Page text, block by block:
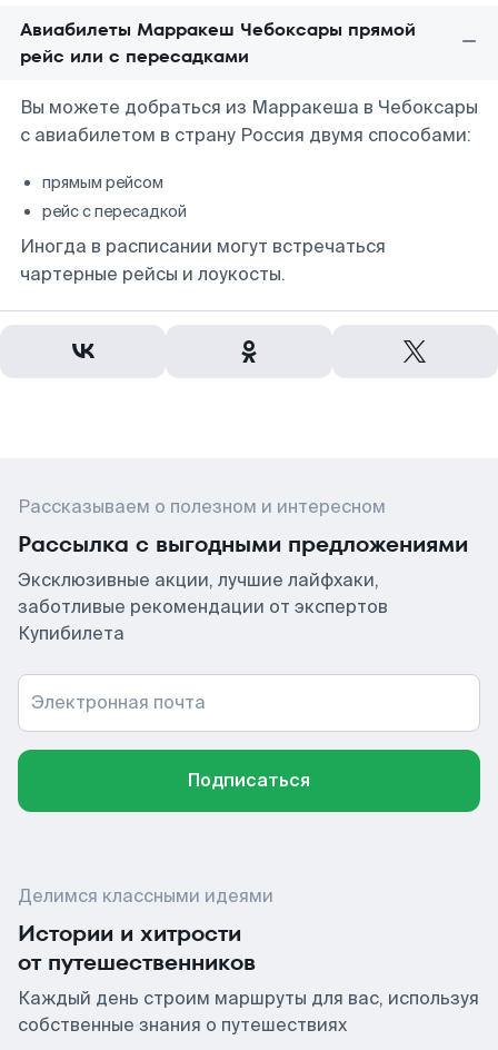
Авиабилеты Марракеш Чебоксары прямой
рейс или с пересадками
Вы можете добраться из Марракеша в Чебоксары
с авиабилетом в страну Россия двумя способами:
прямым рейсом
рейс с пересадкой
Иногда в расписании могут встречаться
чартерные рейсы и лоукосты.
Рассказываем о полезном и интересном
Рассылка с выгодными предложениями
Эксклюзивные акции, лучшие лайфхаки,
заботливые рекомендации от экспертов
Купибилета
Электронная почта
Подписаться
Делимся классными идеями
Истории и хитрости
от путешественников
Каждый день строим маршруты для вас, используя
собственные знания о путешествиях